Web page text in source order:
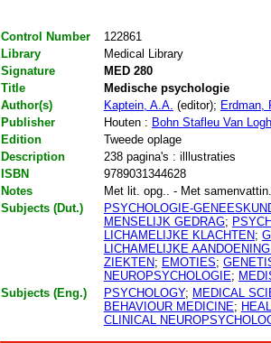
Control Number
122861
Library
Medical Library
Signature
MED 280
Title
Medische psychologie
Author(s)
Kaptein, A.A. (editor); Erdman,
Publisher
Houten : Bohn Stafleu Van
Edition
Tweede oplage
Description
238 pagina's : illlustraties
ISBN
9789031344628
Notes
Met lit. opg.. - Met
Subjects (Dut.)
PSYCHOLOGIE-
MENSELIJK GEDRAG;
LICHAMELIJKE KLACHTEN;
LICHAMELIJKE
ZIEKTEN; EMOTIES;
NEUROPSYCHOLOGIE;
Subjects (Eng.)
PSYCHOLOGY; MEDICAL
BEHAVIOUR MEDICINE;
CLINICAL